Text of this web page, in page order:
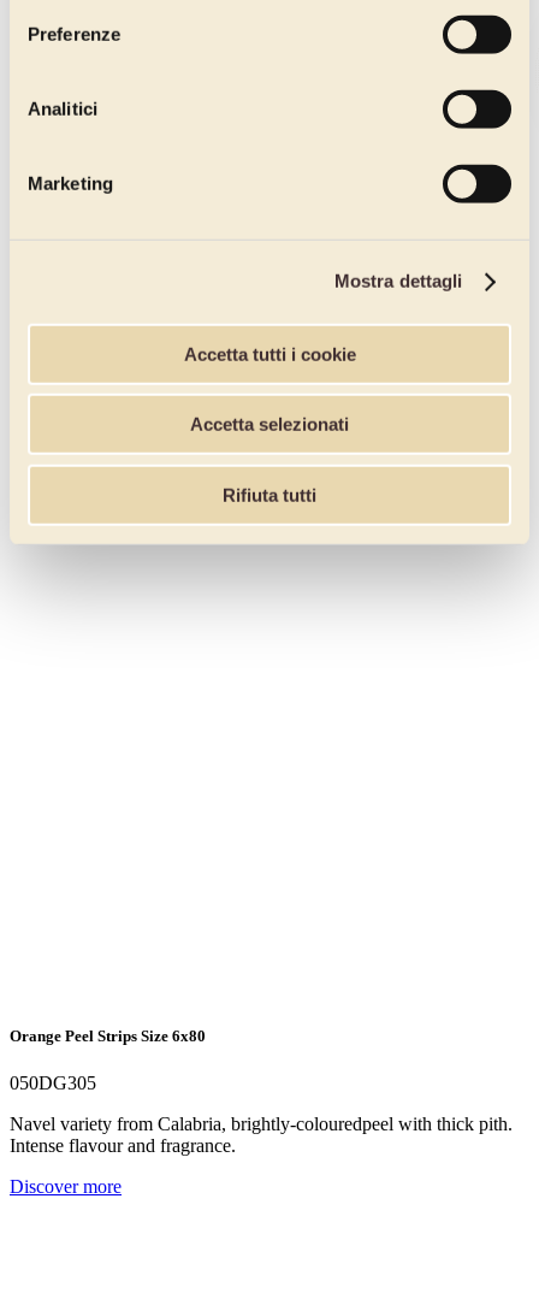
Preferenze
Analitici
Marketing
Mostra dettagli
Accetta tutti i cookie
Accetta selezionati
Rifiuta tutti
Orange Peel Strips Size 6x80
050DG305
Navel variety from Calabria, brightly-colouredpeel with thick pith.
Intense flavour and fragrance.
Discover more